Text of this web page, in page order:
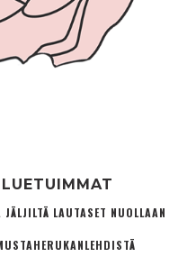
LAUTASET NUOLLAAN